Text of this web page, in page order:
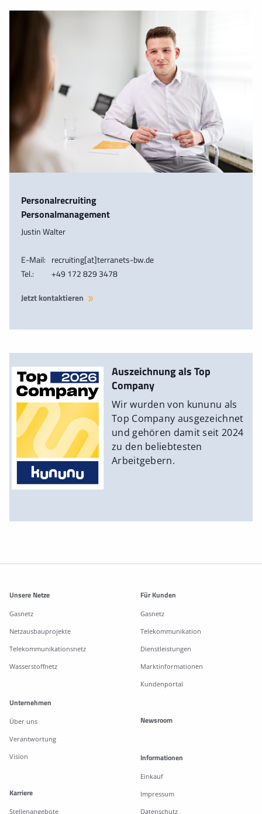
Personalrecruiting
Personalmanagement
Justin Walter
E-Mail: recruiting[at]terranets-bw.de
Tel.:
+49 172 829 3478
Jetzt kontaktieren
Auszeichnung als Top
Company
Wir wurden von kununu als
Top Company ausgezeichnet
und gehören damit seit 2024
zu den beliebtesten
Arbeitgebern.
Weitere Informationen
Unsere Netze
Gasnetz
Netzausbauprojekte
Telekommunikationsnetz
Wasserstoffnetz
Für Kunden
Gasnetz
Telekommunikation
Dienstleistungen
Marktinformationen
Kundenportal
Unternehmen
Über uns
Verantwortung
Vision
Karriere
Stellenangebote
Newsroom
Informationen
Einkauf
Impressum
Datenschutz